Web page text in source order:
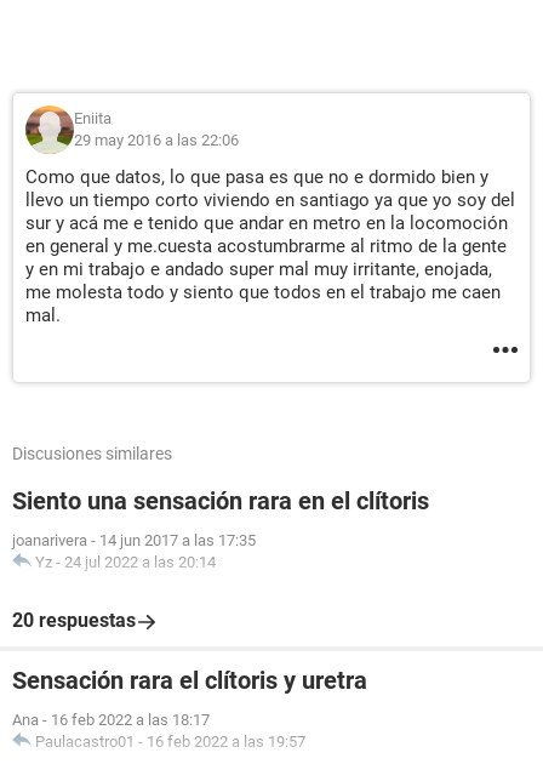
Eniita
29 may 2016 a las 22:06
Como que datos, lo que pasa es que no e dormido bien y
llevo un tiempo corto viviendo en santiago ya que yo soy del
sur y acá me e tenido que andar en metro en la locomoción
en general y me.cuesta acostumbrarme al ritmo de la gente
y en mi trabajo e andado super mal muy irritante, enojada,
me molesta todo y siento que todos en el trabajo me caen
mal.
Discusiones similares
Siento una sensación rara en el clítoris
joanarivera - 14 jun 2017 a las 17:35
Yz - 24 jul 2022 a las 20:14
20 respuestas
Sensación rara el clítoris y uretra
Ana - 16 feb 2022 a las 18:17
Paulacastro01 - 16 feb 2022 a las 19:57